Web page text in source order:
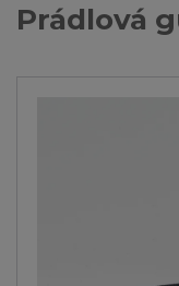
Prádlová